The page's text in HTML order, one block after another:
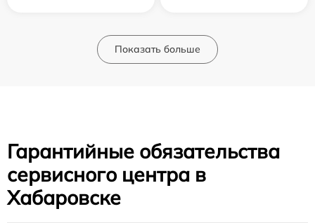
Показать больше
Гарантийные обязательства
сервисного центра в
Хабаровске